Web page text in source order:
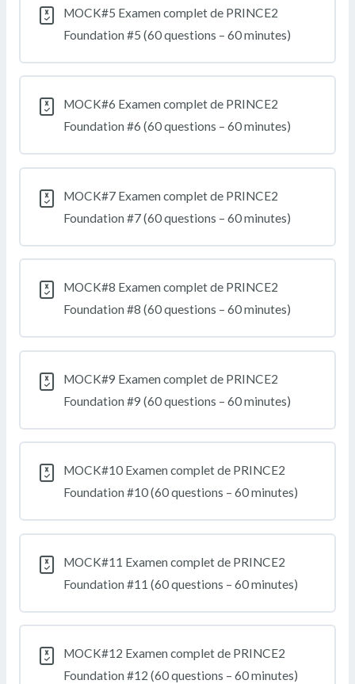
MOCK#5 Examen complet de PRINCE2
Foundation #5 (60 questions – 60 minutes)
MOCK#6 Examen complet de PRINCE2
Foundation #6 (60 questions – 60 minutes)
MOCK#7 Examen complet de PRINCE2
Foundation #7 (60 questions – 60 minutes)
MOCK#8 Examen complet de PRINCE2
Foundation #8 (60 questions – 60 minutes)
MOCK#9 Examen complet de PRINCE2
Foundation #9 (60 questions – 60 minutes)
MOCK#10 Examen complet de PRINCE2
Foundation #10 (60 questions – 60 minutes)
MOCK#11 Examen complet de PRINCE2
Foundation #11 (60 questions – 60 minutes)
MOCK#12 Examen complet de PRINCE2
Foundation #12 (60 questions – 60 minutes)